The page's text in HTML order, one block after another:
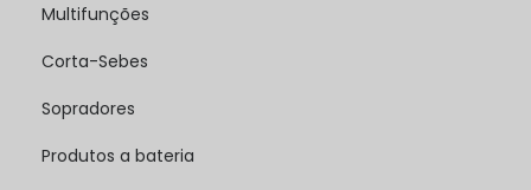
Multifunções
Corta-Sebes
Sopradores
Produtos a bateria